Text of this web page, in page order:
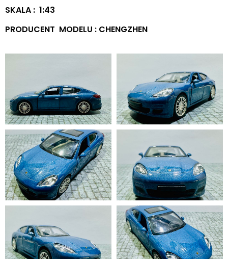
SKALA : 1:43
PRODUCENT MODELU : CHENGZHEN